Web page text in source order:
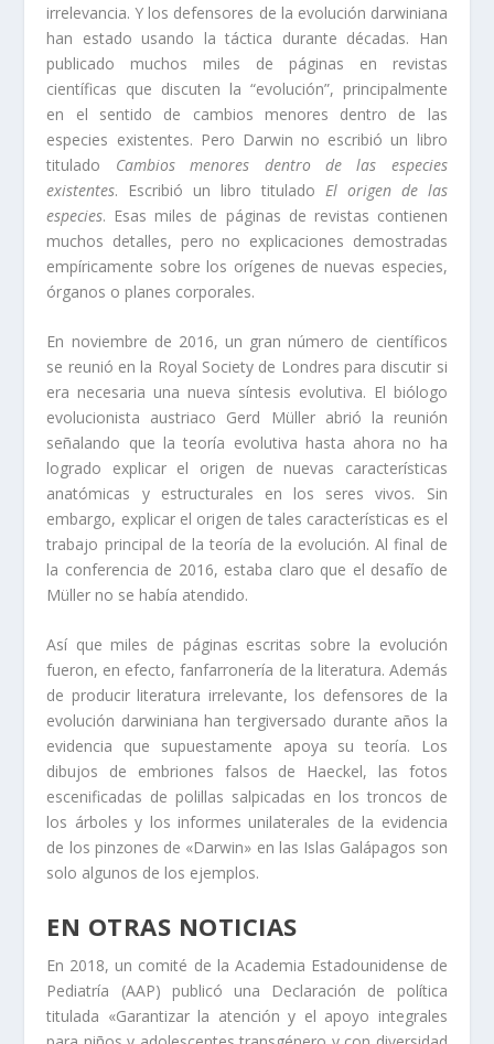
irrelevancia. Y los defensores de la evolución darwiniana
han estado usando la táctica durante décadas. Han
publicado muchos miles de páginas en revistas
científicas que discuten la “evolución”, principalmente
en el sentido de cambios menores dentro de las
especies existentes. Pero Darwin no escribió un libro
titulado Cambios menores dentro de las especies
existentes. Escribió un libro titulado El origen de las
especies. Esas miles de páginas de revistas contienen
muchos detalles, pero no explicaciones demostradas
empíricamente sobre los orígenes de nuevas especies,
órganos o planes corporales.
En noviembre de 2016, un gran número de científicos
se reunió en la Royal Society de Londres para discutir si
era necesaria una nueva síntesis evolutiva. El biólogo
evolucionista austriaco Gerd Müller abrió la reunión
señalando que la teoría evolutiva hasta ahora no ha
logrado explicar el origen de nuevas características
anatómicas y estructurales en los seres vivos. Sin
embargo, explicar el origen de tales características es el
trabajo principal de la teoría de la evolución. Al final de
la conferencia de 2016, estaba claro que el desafío de
Müller no se había atendido.
Así que miles de páginas escritas sobre la evolución
fueron, en efecto, fanfarronería de la literatura. Además
de producir literatura irrelevante, los defensores de la
evolución darwiniana han tergiversado durante años la
evidencia que supuestamente apoya su teoría. Los
dibujos de embriones falsos de Haeckel, las fotos
escenificadas de polillas salpicadas en los troncos de
los árboles y los informes unilaterales de la evidencia
de los pinzones de «Darwin» en las Islas Galápagos son
solo algunos de los ejemplos.
EN OTRAS NOTICIAS
En 2018, un comité de la Academia Estadounidense de
Pediatría (AAP) publicó una Declaración de política
titulada «Garantizar la atención y el apoyo integrales